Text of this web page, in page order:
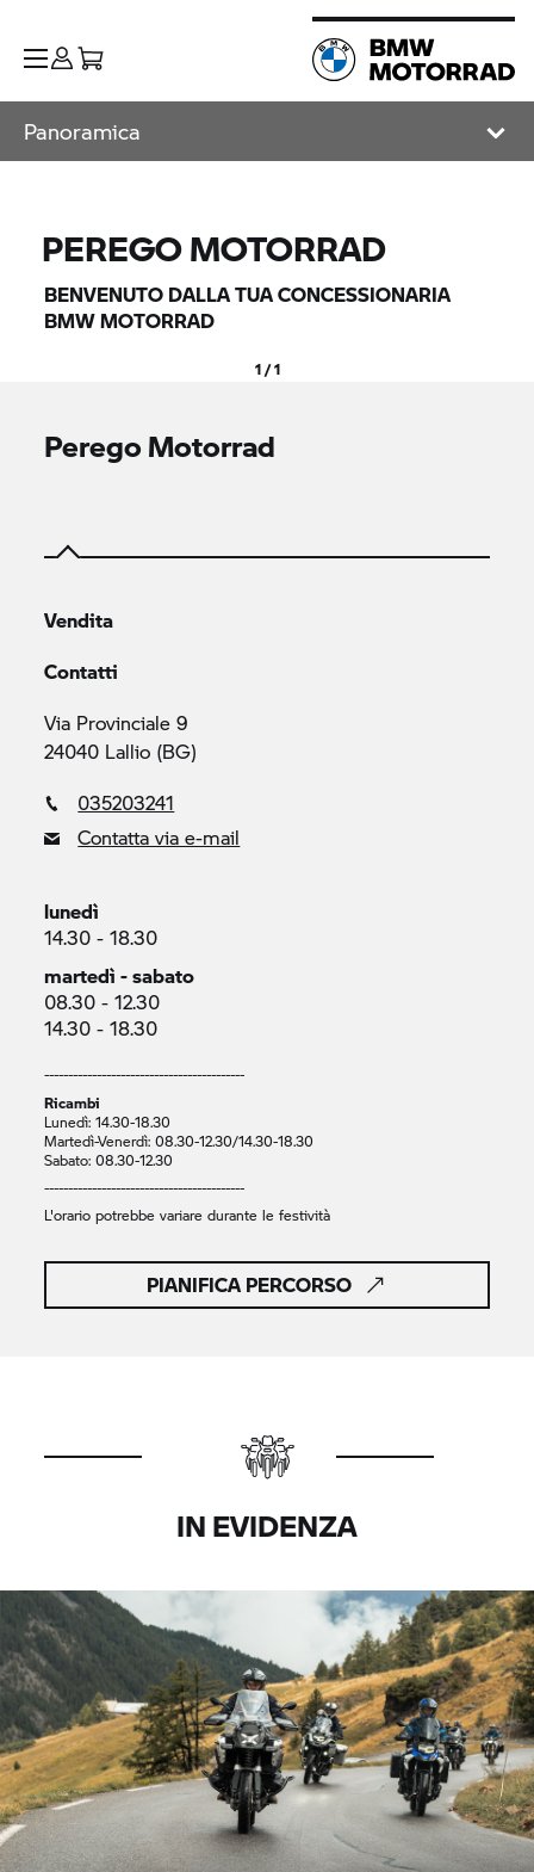
Panoramica
PEREGO MOTORRAD
BENVENUTO DALLA TUA CONCESSIONARIA
BMW MOTORRAD
1 / 1
Perego Motorrad
Vendita
Contatti
Via Provinciale 9
24040 Lallio (BG)
035203241
Contatta via e-mail
lunedì
14.30 - 18.30
martedì - sabato
08.30 - 12.30
14.30 - 18.30
------------------------------------------
Ricambi
Lunedì: 14.30-18.30
Martedì-Venerdì: 08.30-12.30/14.30-18.30
Sabato: 08.30-12.30
------------------------------------------
L'orario potrebbe variare durante le festività
PIANIFICA PERCORSO
IN EVIDENZA